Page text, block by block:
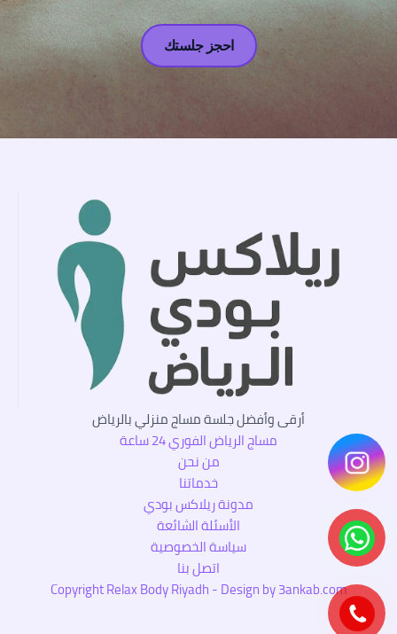
احجز جلستك
أرقى وأفضل جلسة مساج منزلي بالرياض
مساج الرياض الفوري 24 ساعة
من نحن
خدماتنا
مدونة ريلاكس بودي
الأسئلة الشائعة
سياسة الخصوصية
اتصل بنا
Copyright Relax Body Riyadh - Design by 3ankab.com